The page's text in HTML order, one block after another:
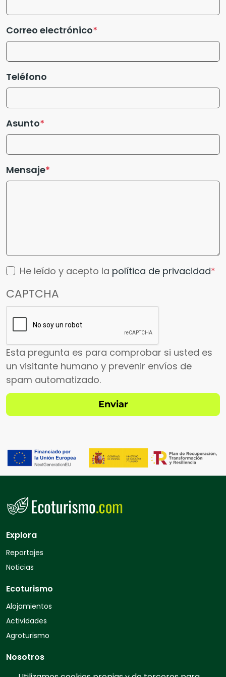
Correo electrónico
Teléfono
Asunto
Mensaje
He leído y acepto la política de privacidad
CAPTCHA
Esta pregunta es para comprobar si usted es
un visitante humano y prevenir envíos de
spam automatizado.
Explora
Reportajes
Noticias
Ecoturismo
Alojamientos
Actividades
Agroturismo
Nosotros
Quiénes somos